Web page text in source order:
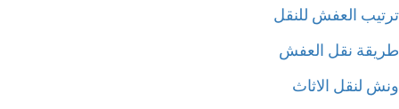
العفش للنقل
نقل العفش
لنقل الاثاث